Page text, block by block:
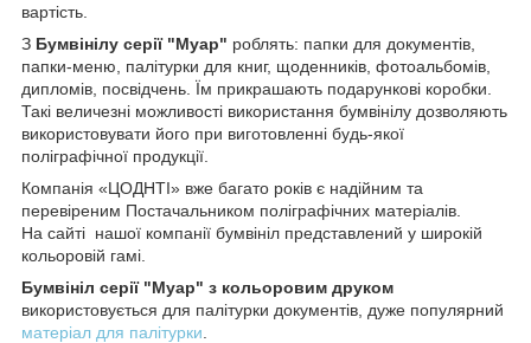
вартість.
З Бумвінілу серії "Муар" роблять: папки для документів,
папки-меню, палітурки для книг, щоденників, фотоальбомів,
дипломів, посвідчень. Їм прикрашають подарункові коробки.
Такі величезні можливості використання бумвінілу дозволяють
використовувати його при виготовленні будь-якої
поліграфічної продукції.
Компанія «ЦОДНТІ» вже багато років є надійним та
перевіреним Постачальником поліграфічних матеріалів.
На сайті нашої компанії бумвініл представлений у широкій
кольоровій гамі.
Бумвініл серії "Муар" з кольоровим друком
використовується для палітурки документів, дуже популярний
матеріал для палітурки